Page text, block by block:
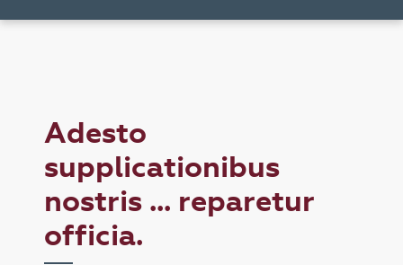
Adesto
supplicationibus
nostris ... reparetur
officia.